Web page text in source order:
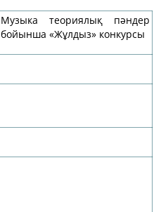
Музыка теориялық пәндер
бойынша «Жұлдыз» конкурсы